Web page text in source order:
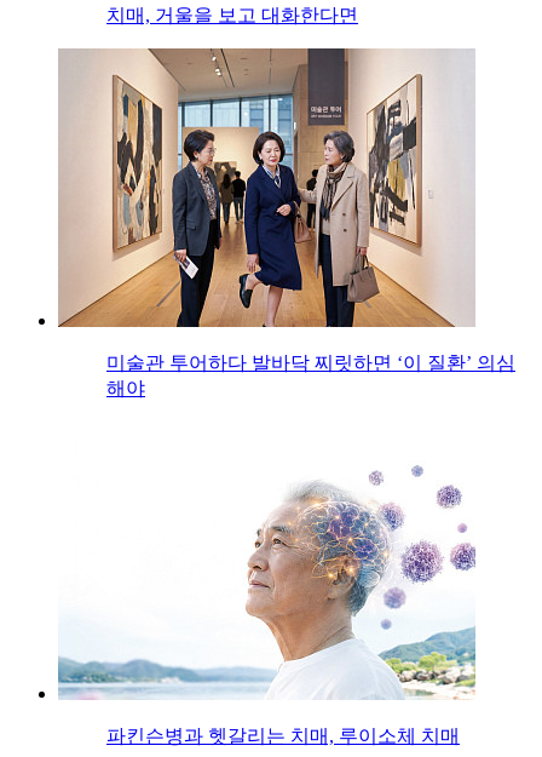
치매, 거울을 보고 대화한다면
미술관 투어하다 발바닥 찌릿하면 ‘이 질환’ 의심
해야
파킨슨병과 헷갈리는 치매, 루이소체 치매